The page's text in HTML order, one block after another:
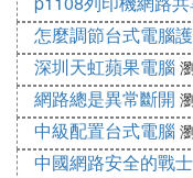
主題的文創皮膚;
2、玩家可以在10月
活動頁面用道具兌
免費皮膚二：史詩
1、作為皮膚寶箱
皮膚;
怎麼調節台式電腦
深圳天虹蘋果電腦
網路總是異常斷開
中級配置台式電腦
中國網路安全的戰士